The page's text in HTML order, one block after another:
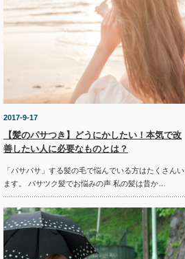
2017-9-17
【髪のパサつき】どうにかしたい！本気で改
善したい人に必要なものとは？
「パサパサ」する髪の毛で悩んでいる方はたくさんい
ます。 パサツク髪でお悩みの声 私の髪は昔か…